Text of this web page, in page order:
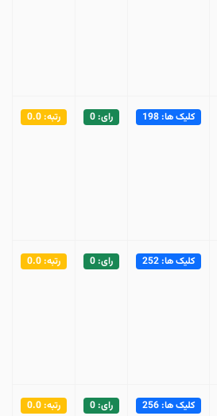
کلیک ها: 198 رای: 0 رتبه: 0.0
کلیک ها: 252 رای: 0 رتبه: 0.0
کلیک ها: 256 رای: 0 رتبه: 0.0